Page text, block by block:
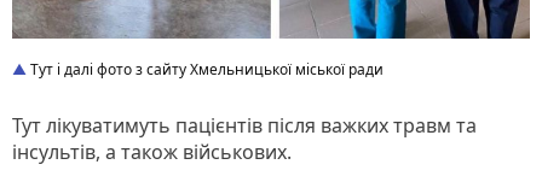
Тут і далі фото з сайту Хмельницької міської ради
Тут лікуватимуть пацієнтів після важких травм та
інсультів, а також військових.